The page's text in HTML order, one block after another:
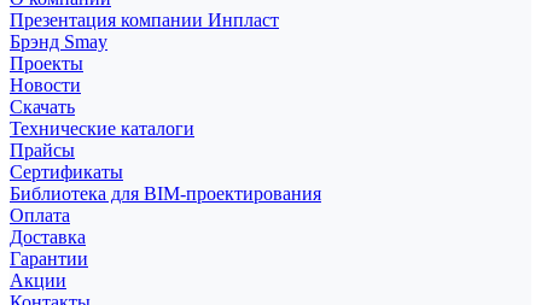
Презентация компании Инпласт
Брэнд Smay
Проекты
Новости
Скачать
Технические каталоги
Прайсы
Сертификаты
Библиотека для BIM-проектирования
Оплата
Доставка
Гарантии
Акции